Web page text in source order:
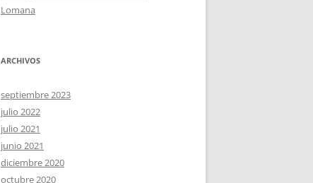
Lomana
ARCHIVOS
septiembre 2023
julio 2022
julio 2021
junio 2021
diciembre 2020
octubre 2020